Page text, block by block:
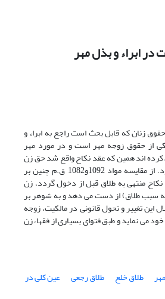
ابراء و بذل مهر
زنان که قابل بحث است راجع به ابراء و
از حقوق زوجه مهر است و در مورد مهر
اند همین که عقد نکاح واقع شد حق زن
بر مهر نیز ایجاد می شود. از مقایسه مواد 1092و1082 ق.م چنین بر
منتهی به طلاق قبل از دخول گردد، زن
سبب طلاق) از دست می دهد و به شوهر بر
این تغییر و تحول قانونی در مالکیت، زوجه
خود می نماید و طبق فتوای بسیاری از فقها، زن
طلاق خلع طلاق رجعی عین کلی در